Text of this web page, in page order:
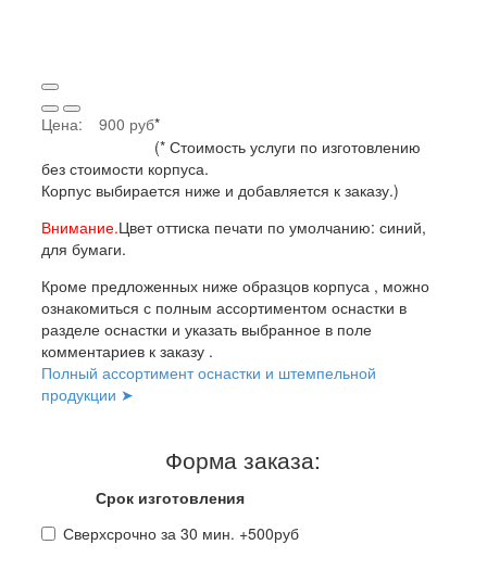
Цена: 900 руб*
(* Стоимость услуги по изготовлению
без стоимости корпуса.
Корпус выбирается ниже и добавляется к заказу.)
Внимание.Цвет оттиска печати по умолчанию: синий,
для бумаги.
Кроме предложенных ниже образцов корпуса , можно
ознакомиться с полным ассортиментом оснастки в
разделе оснастки и указать выбранное в поле
комментариев к заказу .
Полный ассортимент оснастки и штемпельной
продукции ➤
Форма заказа:
Срок изготовления
Сверхсрочно за 30 мин. +500руб